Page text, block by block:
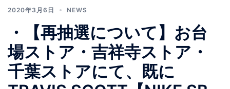
2020年3月6日 NEWS
・ 【再抽選について】 お台
場ストア・吉祥寺ストア・
千葉ストアにて、既に